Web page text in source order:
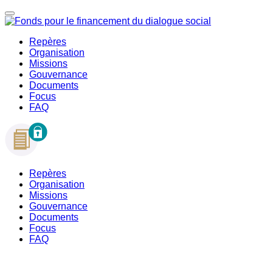
Repères
Organisation
Missions
Gouvernance
Documents
Focus
FAQ
Repères
Organisation
Missions
Gouvernance
Documents
Focus
FAQ